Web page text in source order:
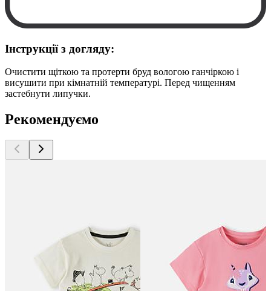
Інструкції з догляду:
Очистити щіткою та протерти бруд вологою ганчіркою і
висушити при кімнатній температурі. Перед чищенням
застебнути липучки.
Рекомендуємо